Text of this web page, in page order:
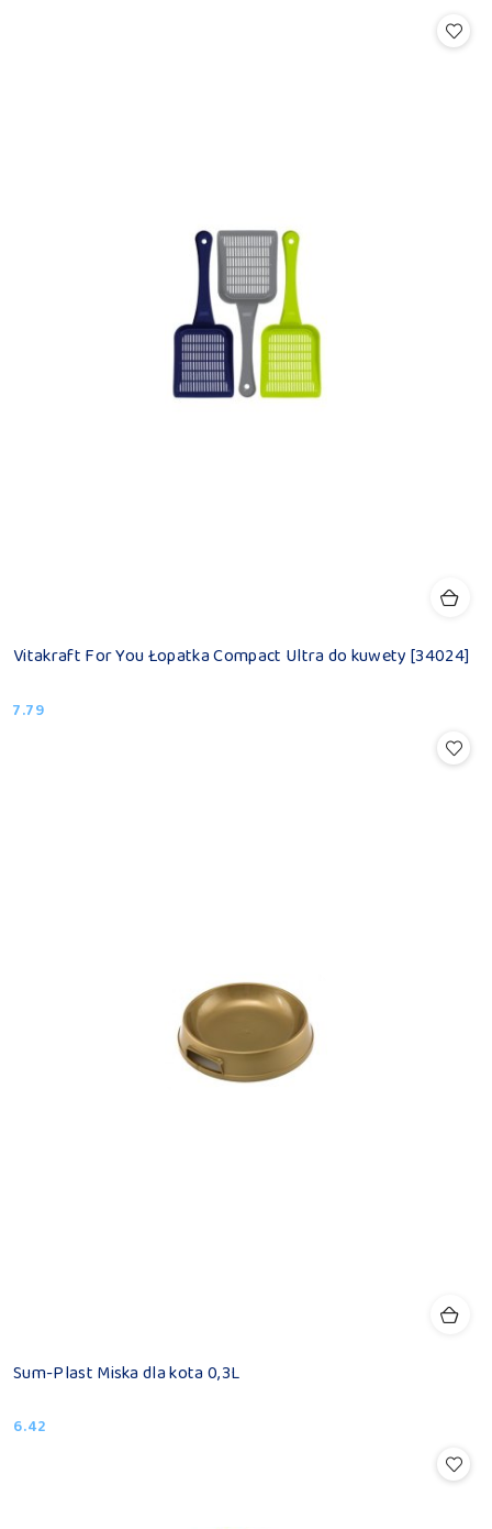
Vitakraft For You Łopatka Compact Ultra do kuwety [34024]
Cena:
7.79
Sum-Plast Miska dla kota 0,3L
Cena:
6.42